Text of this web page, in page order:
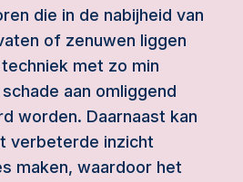
die in de nabijheid van
of zenuwen liggen
met zo min
aan omliggend
worden. Daarnaast kan
verbeterde inzicht
maken, waardoor het